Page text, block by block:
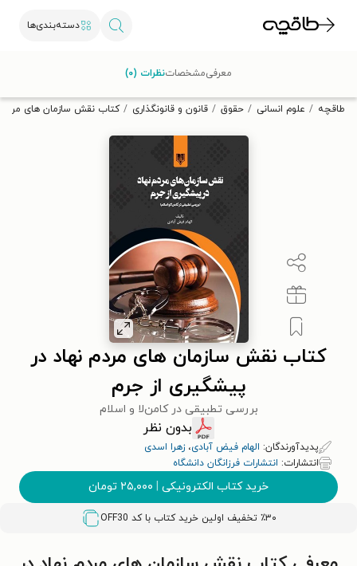
دسته‌بندی‌ها
تخفیف از طاقچه دریافت کن.
طاقچه علوم انسانی حقوق قانون و قانونگذاری کتاب نقش سازمان های مردم
کتاب نقش سازمان های مردم نهاد در
پیشگیری از جرم
بررسی تطبیقی در کامن‌لا و اسلام
بدون نظر
پدیدآورندگان: الهام فیض آبادی، زهرا اسدی
انتشارات: انتشارات فرزانگان دانشگاه
خرید کتاب الکترونیکی | ۲۵,۰۰۰ تومان
٪۳۰ تخفیف اولین خرید کتاب با کد OFF30
معرفیمشخصاتنظرات (۰)